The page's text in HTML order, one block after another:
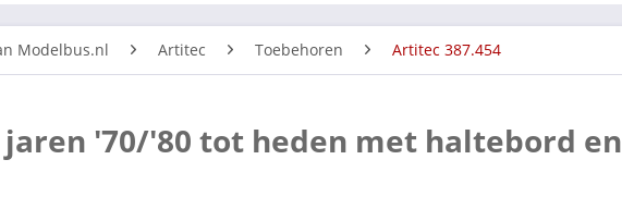
Modelbus.nl Artitec Toebehoren Artitec 387.454
'70/'80 tot heden met haltebord en